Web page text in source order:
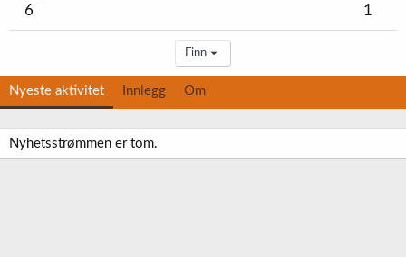
6 1
Finn
Nyeste aktivitet Innlegg Om
Nyhetsstrømmen er tom.